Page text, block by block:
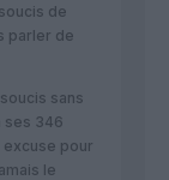
de
parler de
sans
ses 346
pour
le